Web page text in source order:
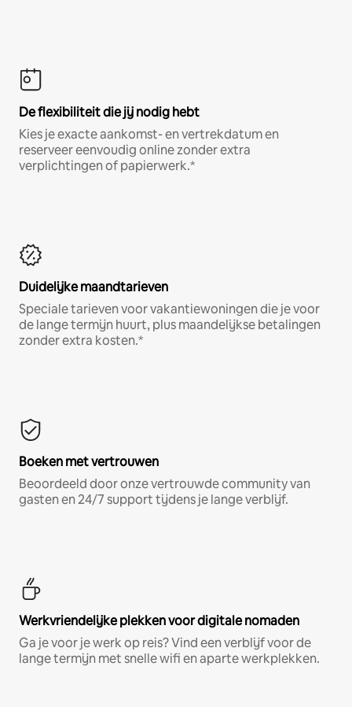
De flexibiliteit die jij nodig hebt
Kies je exacte aankomst- en vertrekdatum en
reserveer eenvoudig online zonder extra
verplichtingen of papierwerk.*
Duidelijke maandtarieven
Speciale tarieven voor vakantiewoningen die je voor
de lange termijn huurt, plus maandelijkse betalingen
zonder extra kosten.*
Boeken met vertrouwen
Beoordeeld door onze vertrouwde community van
gasten en 24/7 support tijdens je lange verblijf.
Werkvriendelijke plekken voor digitale nomaden
Ga je voor je werk op reis? Vind een verblijf voor de
lange termijn met snelle wifi en aparte werkplekken.